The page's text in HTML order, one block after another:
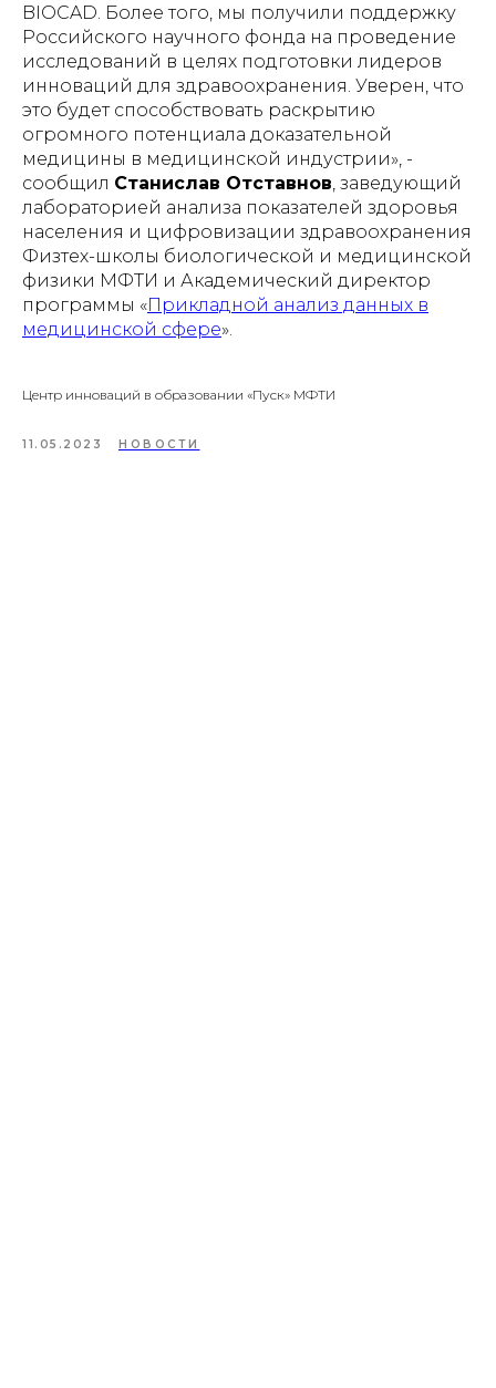
BIOCAD. Более того, мы получили поддержку
Российского научного фонда на проведение
исследований в целях подготовки лидеров
инноваций для здравоохранения. Уверен, что
это будет способствовать раскрытию
огромного потенциала доказательной
медицины в медицинской индустрии», -
сообщил Станислав Отставнов, заведующий
лабораторией анализа показателей здоровья
населения и цифровизации здравоохранения
Физтех-школы биологической и медицинской
физики МФТИ и Академический директор
программы «Прикладной анализ данных в
медицинской сфере».
Центр инноваций в образовании «Пуск» МФТИ
11.05.2023 НОВОСТИ